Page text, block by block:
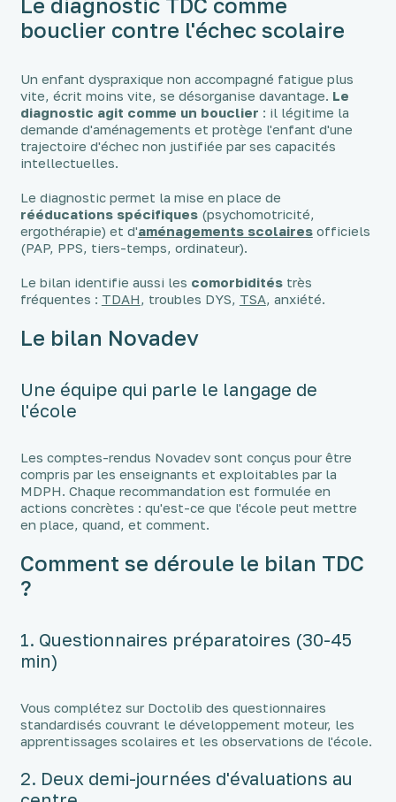
bouclier contre l'échec scolaire
Un enfant dyspraxique non accompagné fatigue plus
vite, écrit moins vite, se désorganise davantage. Le
diagnostic agit comme un bouclier : il légitime la
demande d'aménagements et protège l'enfant d'une
trajectoire d'échec non justifiée par ses capacités
intellectuelles.
Le diagnostic permet la mise en place de
rééducations spécifiques(psychomotricité,
ergothérapie) et d'aménagements scolairesofficiels
(PAP, PPS, tiers-temps, ordinateur).
Le bilan identifie aussi les comorbiditéstrès
fréquentes : TDAH , troubles DYS, TSA , anxiété.
Le bilan Novadev
Une équipe qui parle le langage de
l'école
Les comptes-rendus Novadev sont conçus pour être
compris par les enseignants et exploitables par la
MDPH. Chaque recommandation est formulée en
actions concrètes : qu'est-ce que l'école peut mettre
en place, quand, et comment.
Comment se déroule le bilan TDC
?
1. Questionnaires préparatoires (30-45
min)
Vous complétez sur Doctolib des questionnaires
standardisés couvrant le développement moteur, les
apprentissages scolaires et les observations de l'école.
2. Deux demi-journées d'évaluations au